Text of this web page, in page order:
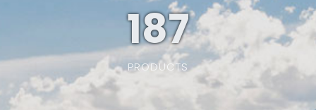
187
PRODUCTS